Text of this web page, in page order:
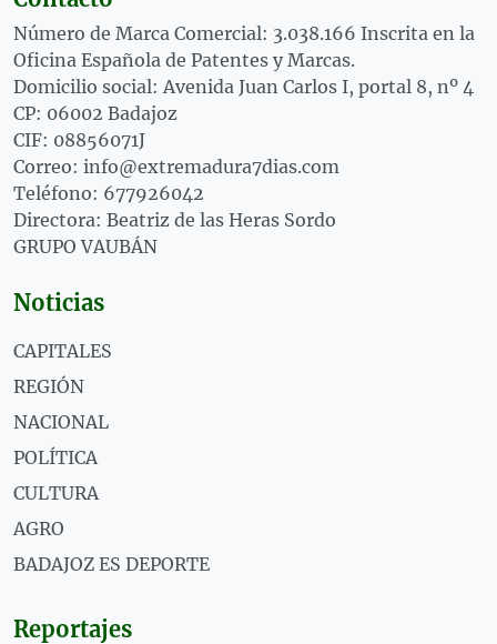
Número de Marca Comercial: 3.038.166 Inscrita en la
Oficina Española de Patentes y Marcas.
Domicilio social: Avenida Juan Carlos I, portal 8, nº 4
CP: 06002 Badajoz
CIF: 08856071J
Correo: info@extremadura7dias.com
Teléfono: 677926042
Directora: Beatriz de las Heras Sordo
GRUPO VAUBÁN
Noticias
CAPITALES
REGIÓN
NACIONAL
POLÍTICA
CULTURA
AGRO
BADAJOZ ES DEPORTE
Reportajes